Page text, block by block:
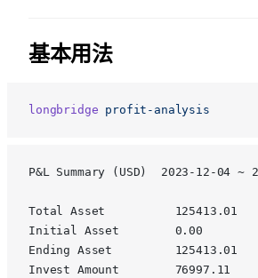
基本用法
longbridge profit-analysis
P&L Summary (USD)  2023-12-04 ~
Total Asset          125413.01
Initial Asset        0.00
Ending Asset         125413.01
Invest Amount        76997.11